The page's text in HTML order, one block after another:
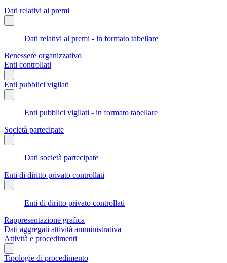
Dati relativi ai premi
Dati relativi ai premi - in formato tabellare
Benessere organizzativo
Enti controllati
Enti pubblici vigilati
Enti pubblici vigilati - in formato tabellare
Società partecipate
Dati società partecipate
Enti di diritto privato controllati
Enti di diritto privato controllati
Rappresentazione grafica
Dati aggregati attività amministrativa
Attività e procedimenti
Tipologie di procedimento